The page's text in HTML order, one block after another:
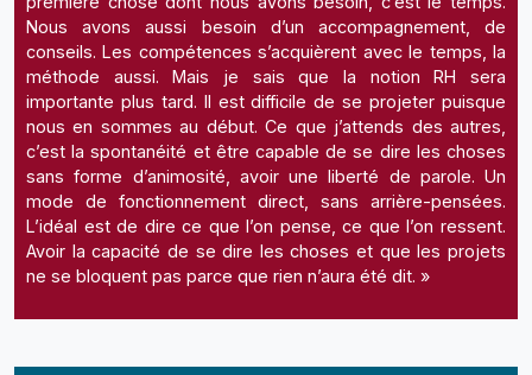
Nous avons aussi besoin d’un accompagnement, de
conseils. Les compétences s’acquièrent avec le temps, la
méthode aussi. Mais je sais que la notion RH sera
importante plus tard. Il est difficile de se projeter puisque
nous en sommes au début. Ce que j’attends des autres,
c’est la spontanéité et être capable de se dire les choses
sans forme d’animosité, avoir une liberté de parole. Un
mode de fonctionnement direct, sans arrière-pensées.
L’idéal est de dire ce que l’on pense, ce que l’on ressent.
Avoir la capacité de se dire les choses et que les projets
ne se bloquent pas parce que rien n’aura été dit. »